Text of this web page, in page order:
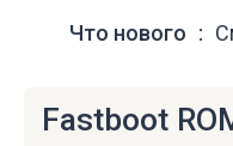
Что нового
Fastboot